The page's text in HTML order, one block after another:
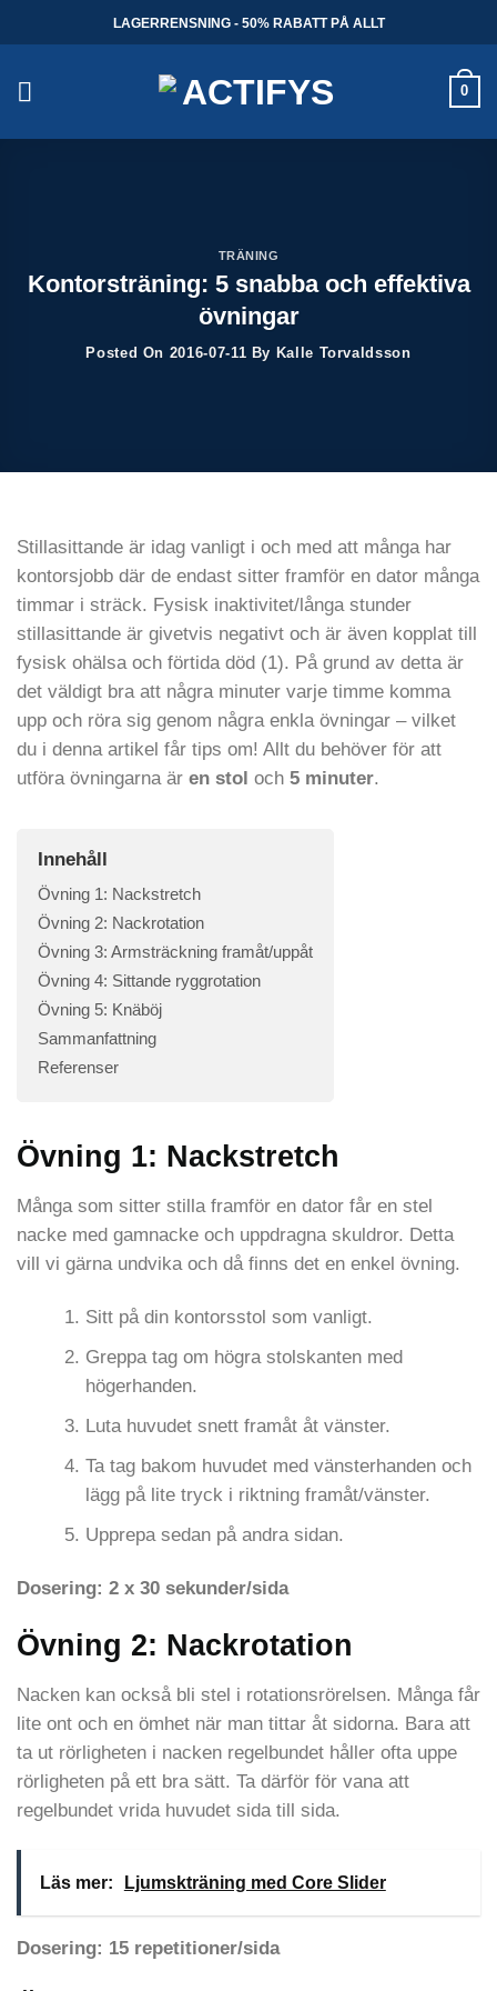
to
LAGERRENSNING - 50% RABATT PÅ ALLT
0
TRÄNING
Kontorsträning: 5 snabba och effektiva
övningar
Posted On 2016-07-11 By Kalle Torvaldsson
Stillasittande är idag vanligt i och med att många har
kontorsjobb där de endast sitter framför en dator många
timmar i sträck. Fysisk inaktivitet/långa stunder
stillasittande är givetvis negativt och är även kopplat till
fysisk ohälsa och förtida död (1). På grund av detta är
det väldigt bra att några minuter varje timme komma
upp och röra sig genom några enkla övningar – vilket
du i denna artikel får tips om! Allt du behöver för att
utföra övningarna är en stol och 5 minuter.
Innehåll
Övning 1: Nackstretch
Övning 2: Nackrotation
Övning 3: Armsträckning framåt/uppåt
Övning 4: Sittande ryggrotation
Övning 5: Knäböj
Sammanfattning
Referenser
Övning 1: Nackstretch
Många som sitter stilla framför en dator får en stel
nacke med gamnacke och uppdragna skuldror. Detta
vill vi gärna undvika och då finns det en enkel övning.
Sitt på din kontorsstol som vanligt.
Greppa tag om högra stolskanten med
högerhanden.
Luta huvudet snett framåt åt vänster.
Ta tag bakom huvudet med vänsterhanden och
lägg på lite tryck i riktning framåt/vänster.
Upprepa sedan på andra sidan.
Dosering: 2 x 30 sekunder/sida
Övning 2: Nackrotation
Nacken kan också bli stel i rotationsrörelsen. Många får
lite ont och en ömhet när man tittar åt sidorna. Bara att
ta ut rörligheten i nacken regelbundet håller ofta uppe
rörligheten på ett bra sätt. Ta därför för vana att
regelbundet vrida huvudet sida till sida.
Läs mer: Ljumskträning med Core Slider
Dosering: 15 repetitioner/sida